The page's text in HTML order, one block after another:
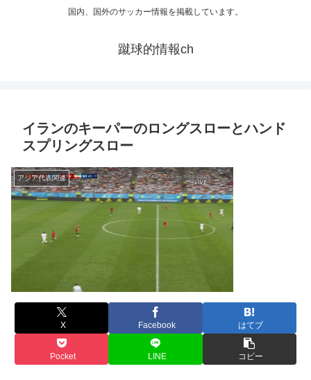
国内、国外のサッカー情報を掲載しています。
蹴球的情報ch
イランのキーパーのロングスローとハンド
スプリングスロー
アジア代表関連
X Facebook はてブ
Pocket LINE コピー